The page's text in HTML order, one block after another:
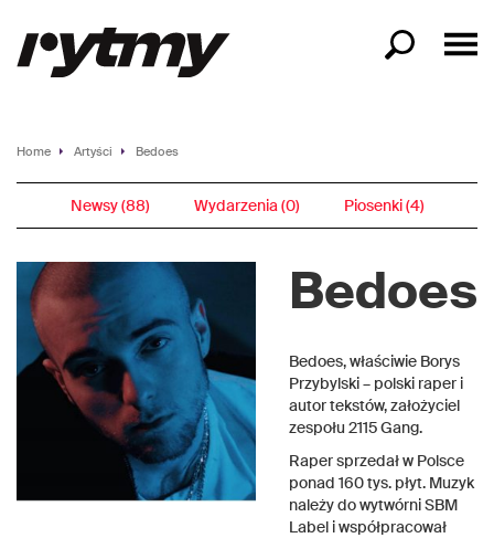
Home Artyści Bedoes
Newsy (88) Wydarzenia (0) Piosenki (4)
Bedoes
Bedoes, właściwie Borys
Przybylski – polski raper i
autor tekstów, założyciel
zespołu 2115 Gang.
Raper sprzedał w Polsce
ponad 160 tys. płyt. Muzyk
należy do wytwórni SBM
Label i współpracował